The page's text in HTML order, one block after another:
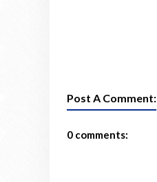
Post A Comment:
0 comments: